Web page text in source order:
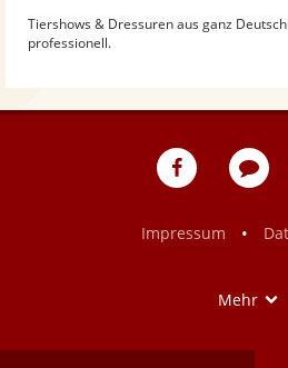
Tiershows & Dressuren aus ganz
professionell.
eventpeppers
Impressum
•
Mehr